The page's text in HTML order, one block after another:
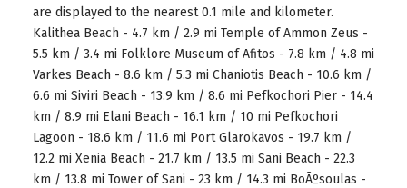
are displayed to the nearest 0.1 mile and kilometer.
Kalithea Beach - 4.7 km / 2.9 mi Temple of Ammon Zeus -
5.5 km / 3.4 mi Folklore Museum of Afitos - 7.8 km / 4.8 mi
Varkes Beach - 8.6 km / 5.3 mi Chaniotis Beach - 10.6 km /
6.6 mi Siviri Beach - 13.9 km / 8.6 mi Pefkochori Pier - 14.4
km / 8.9 mi Elani Beach - 16.1 km / 10 mi Pefkochori
Lagoon - 18.6 km / 11.6 mi Port Glarokavos - 19.7 km /
12.2 mi Xenia Beach - 21.7 km / 13.5 mi Sani Beach - 22.3
km / 13.8 mi Tower of Sani - 23 km / 14.3 mi BoÃºsoulas -